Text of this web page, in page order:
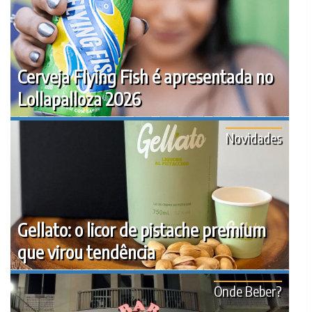
Cerveja Flying Fish é apresentada no
Lollapalloza 2026
Gellato: o licor de pistache premium
que virou tendência
Novidades
Onde Beber?